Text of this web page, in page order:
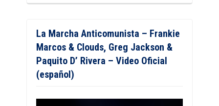
La Marcha Anticomunista – Frankie
Marcos & Clouds, Greg Jackson &
Paquito D’ Rivera – Video Oficial
(español)